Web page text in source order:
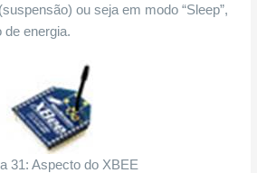
ou seja em modo “Sleep”,
energia.
31: Aspecto do XBEE